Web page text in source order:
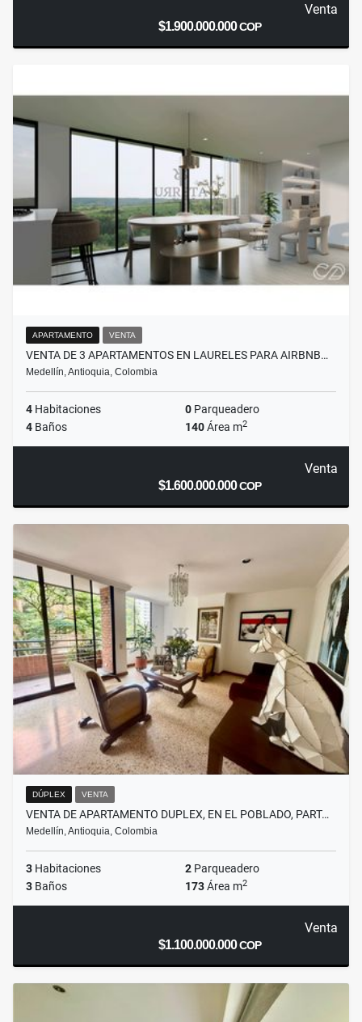
Venta
$1.900.000.000COP
APARTAMENTO VENTA
VENTA DE 3 APARTAMENTOS EN LAURELES PARA AIRBNB…
Medellín, Antioquia, Colombia
4 Habitaciones 0 Parqueadero
4 Baños 140Área m2
Venta
$1.600.000.000COP
DÚPLEX VENTA
VENTA DE APARTAMENTO DUPLEX, EN EL POBLADO, PART…
Medellín, Antioquia, Colombia
3 Habitaciones 2 Parqueadero
3 Baños 173Área m2
Venta
$1.100.000.000COP